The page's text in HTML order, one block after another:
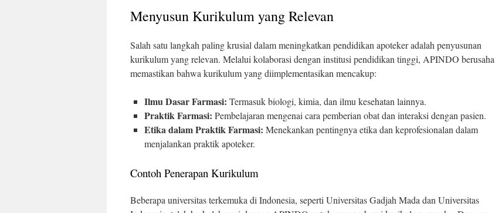
Menyusun Kurikulum yang Relevan
Salah satu langkah paling krusial dalam meningkatkan pendidikan apoteker adalah penyusunan
kurikulum yang relevan. Melalui kolaborasi dengan institusi pendidikan tinggi, APINDO berusaha
memastikan bahwa kurikulum yang diimplementasikan mencakup:
Ilmu Dasar Farmasi: Termasuk biologi, kimia, dan ilmu kesehatan lainnya.
Praktik Farmasi: Pembelajaran mengenai cara pemberian obat dan interaksi dengan pasien.
Etika dalam Praktik Farmasi: Menekankan pentingnya etika dan keprofesionalan dalam
menjalankan praktik apoteker.
Contoh Penerapan Kurikulum
Beberapa universitas terkemuka di Indonesia, seperti Universitas Gadjah Mada dan Universitas